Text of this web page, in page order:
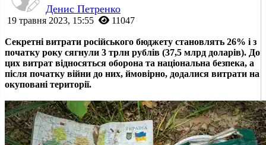
Денис Петренко
19 травня 2023, 15:55 11047
Секретні витрати російського бюджету становлять 26% і з
початку року сягнули 3 трлн рублів (37,5 млрд доларів). До
цих витрат відносяться оборона та національна безпека, а
після початку війни до них, ймовірно, додалися витрати на
окуповані території.